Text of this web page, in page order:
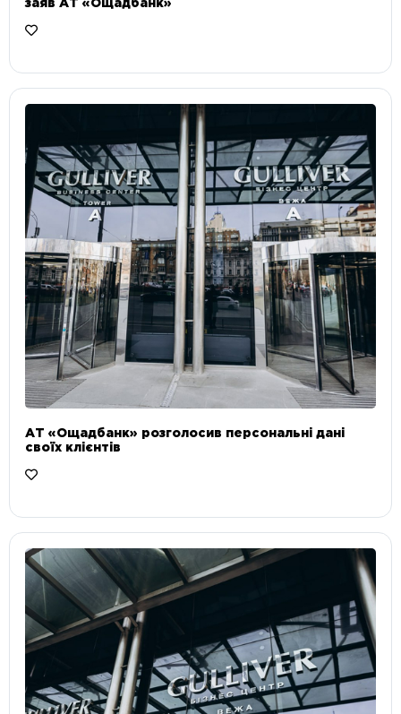
заяв АТ «Ощадбанк»
АТ «Ощадбанк» розголосив персональні дані
своїх клієнтів